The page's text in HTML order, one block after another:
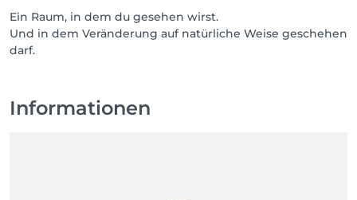
Ein Raum, in dem du gesehen wirst.
Und in dem Veränderung auf natürliche Weise geschehen
Informationen